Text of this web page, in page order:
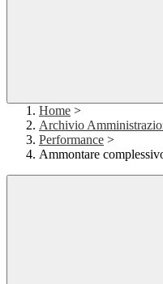
Home >
Archivio
Performance >
Ammontare